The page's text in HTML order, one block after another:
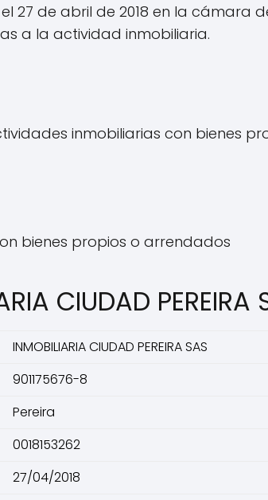
27 de abril de 2018 en la
a la actividad inmobiliaria.
actividades inmobiliarias con
bienes propios o arrendados
CIUDAD PEREIRA
INMOBILIARIA CIUDAD PEREIRA SAS
901175676-8
Pereira
0018153262
27/04/2018